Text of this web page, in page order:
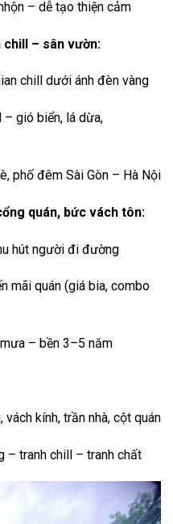
– dễ tạo thiện cảm
– sân vườn:
chill dưới ánh đèn vàng
– gió biển, lá dừa,
phố đêm Sài Gòn – Hà Nội
quán, bức vách tôn:
hút người đi đường
mãi quán (giá bia, combo
– bền 3–5 năm
kính, trần nhà, cột quán
– tranh chill – tranh chất